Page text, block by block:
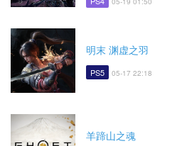
明末 渊虚之羽
PS5 05-17 22:18
羊蹄山之魂